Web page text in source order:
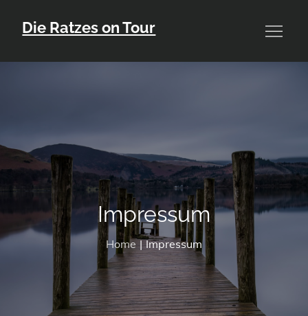
Die Ratzes on Tour
Impressum
Home Impressum